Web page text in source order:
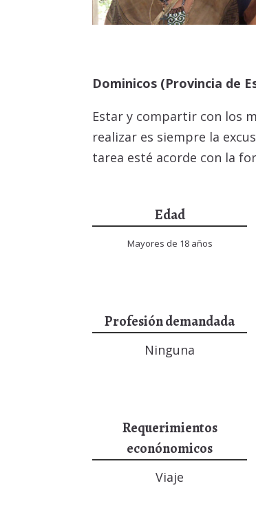
Dominicos (Provincia de
Estar y compartir con los
realizar es siempre la
tarea esté acorde con la
Edad
Mayores de 18 años
Profesión demandada
Ninguna
Requerimientos
econónomicos
Viaje